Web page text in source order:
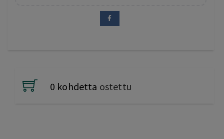
0 kohdetta ostettu